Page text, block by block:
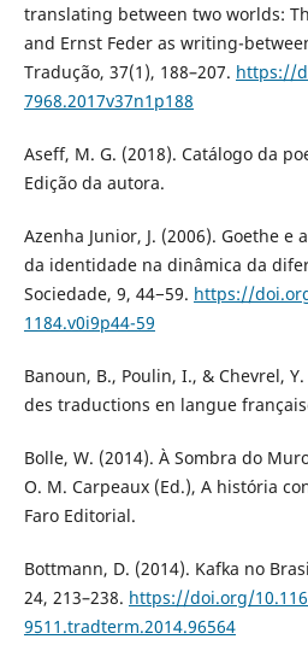
translating between two worlds:
and Ernst Feder as writing-
Tradução, 37(1), 188–207. https://
7968.2017v37n1p188
Aseff, M. G. (2018). Catálogo da
Edição da autora.
Azenha Junior, J. (2006). Goethe e
da identidade na dinâmica da
Sociedade, 9, 44−59. https://
1184.v0i9p44-59
Banoun, B., Poulin, I., & Chevrel,
des traductions en langue
Bolle, W. (2014). À Sombra do
O. M. Carpeaux (Ed.), A história
Faro Editorial.
Bottmann, D. (2014). Kafka no
24, 213–238. https://doi.org/
9511.tradterm.2014.96564